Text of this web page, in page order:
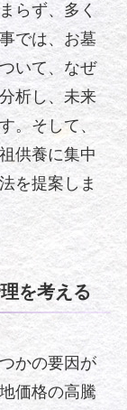
らず、多く
では、お墓
いて、なぜ
析し、未来
。そして、
供養に集中
を提案しま
を考える
かの要因が
価格の高騰